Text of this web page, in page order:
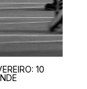
10